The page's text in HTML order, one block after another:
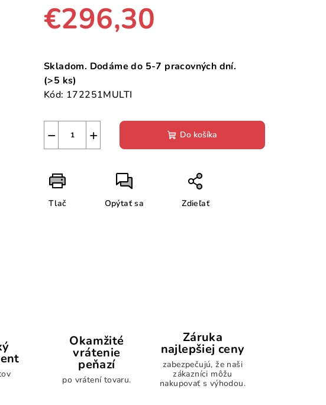
€296,30
cena:
Skladom. Dodáme do 5-7 pracovných dní.
(>5 ks)
Kód: 172251MULTI
+
− Do košíka
Tlač Opýtať sa Zdieľať
Okamžité
vrátenie
peňazí
po vrátení tovaru.
Záruka
najlepšiej ceny
zabezpečujú, že naši
zákazníci môžu
nakupovať s výhodou.